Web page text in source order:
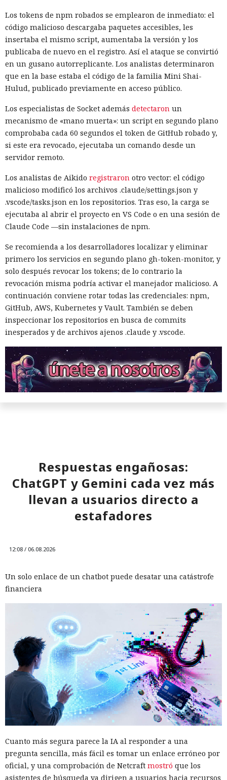
Los tokens de npm robados se emplearon de inmediato: el
código malicioso descargaba paquetes accesibles, les
insertaba el mismo script, aumentaba la versión y los
publicaba de nuevo en el registro. Así el ataque se convirtió
en un gusano autorreplicante. Los analistas determinaron
que en la base estaba el código de la familia Mini Shai-
Hulud, publicado previamente en acceso público.
Los especialistas de Socket además detectaron un
mecanismo de «mano muerta»: un script en segundo plano
comprobaba cada 60 segundos el token de GitHub robado y,
si este era revocado, ejecutaba un comando desde un
servidor remoto.
Los analistas de Aikido registraron otro vector: el código
malicioso modificó los archivos .claude/settings.json y
.vscode/tasks.json en los repositorios. Tras eso, la carga se
ejecutaba al abrir el proyecto en VS Code o en una sesión de
Claude Code —sin instalaciones de npm.
Se recomienda a los desarrolladores localizar y eliminar
primero los servicios en segundo plano gh-token-monitor, y
solo después revocar los tokens; de lo contrario la
revocación misma podría activar el manejador malicioso. A
continuación conviene rotar todas las credenciales: npm,
GitHub, AWS, Kubernetes y Vault. También se deben
inspeccionar los repositorios en busca de commits
inesperados y de archivos ajenos .claude y .vscode.
Respuestas engañosas:
ChatGPT y Gemini cada vez más
llevan a usuarios directo a
estafadores
12:08 / 06.08.2026
Un solo enlace de un chatbot puede desatar una catástrofe
financiera
Cuanto más segura parece la IA al responder a una
pregunta sencilla, más fácil es tomar un enlace erróneo por
oficial, y una comprobación de Netcraft mostró que los
asistentes de búsqueda ya dirigen a usuarios hacia recursos